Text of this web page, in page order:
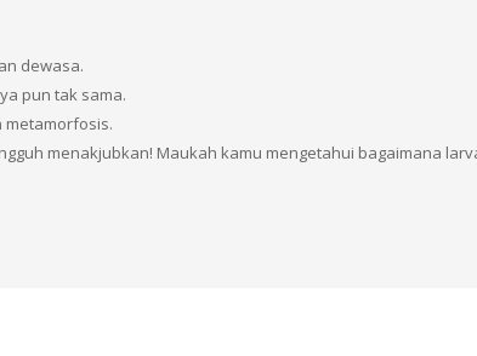
dewasa.
pun tak sama.
metamorfosis.
menakjubkan! Maukah kamu mengetahui bagaimana